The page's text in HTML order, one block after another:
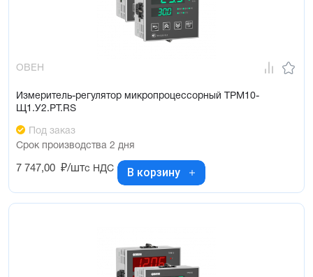
ОВЕН
Измеритель-регулятор микропроцессорный ТРМ10-
Щ1.У2.РТ.RS
Под заказ
Срок производства 2 дня
7 747,00 ₽/штс НДС В корзину